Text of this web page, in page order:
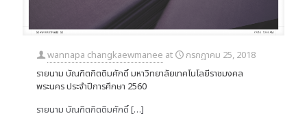
wannapa changkaewmanee at
กรกฎาคม 25, 2018
รายนาม บัณฑิตกิตติมศักดิ์ มหาวิทยาลัยเทคโนโลยีราชมงคล
พระนคร ประจำปีการศึกษา 2560
รายนาม บัณฑิตกิตติมศักดิ์[…]